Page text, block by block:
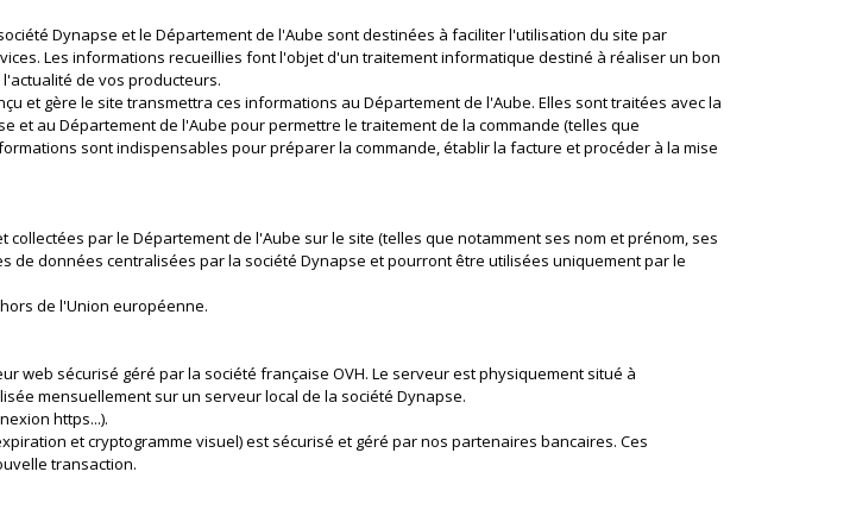
Dynapse et le Département de l'Aube sont destinées à faciliter l'utilisation du site par
Les informations recueillies font l'objet d'un traitement informatique destiné à réaliser un bon
de vos producteurs.
et gère le site transmettra ces informations au Département de l'Aube. Elles sont traitées avec la
au Département de l'Aube pour permettre le traitement de la commande (telles que
sont indispensables pour préparer la commande, établir la facture et procéder à la mise
par le Département de l'Aube sur le site (telles que notamment ses nom et prénom, ses
données centralisées par la société Dynapse et pourront être utilisées uniquement par le
de l'Union européenne.
sécurisé géré par la société française OVH. Le serveur est physiquement situé à
mensuellement sur un serveur local de la société Dynapse.
https...).
et cryptogramme visuel) est sécurisé et géré par nos partenaires bancaires. Ces
transaction.